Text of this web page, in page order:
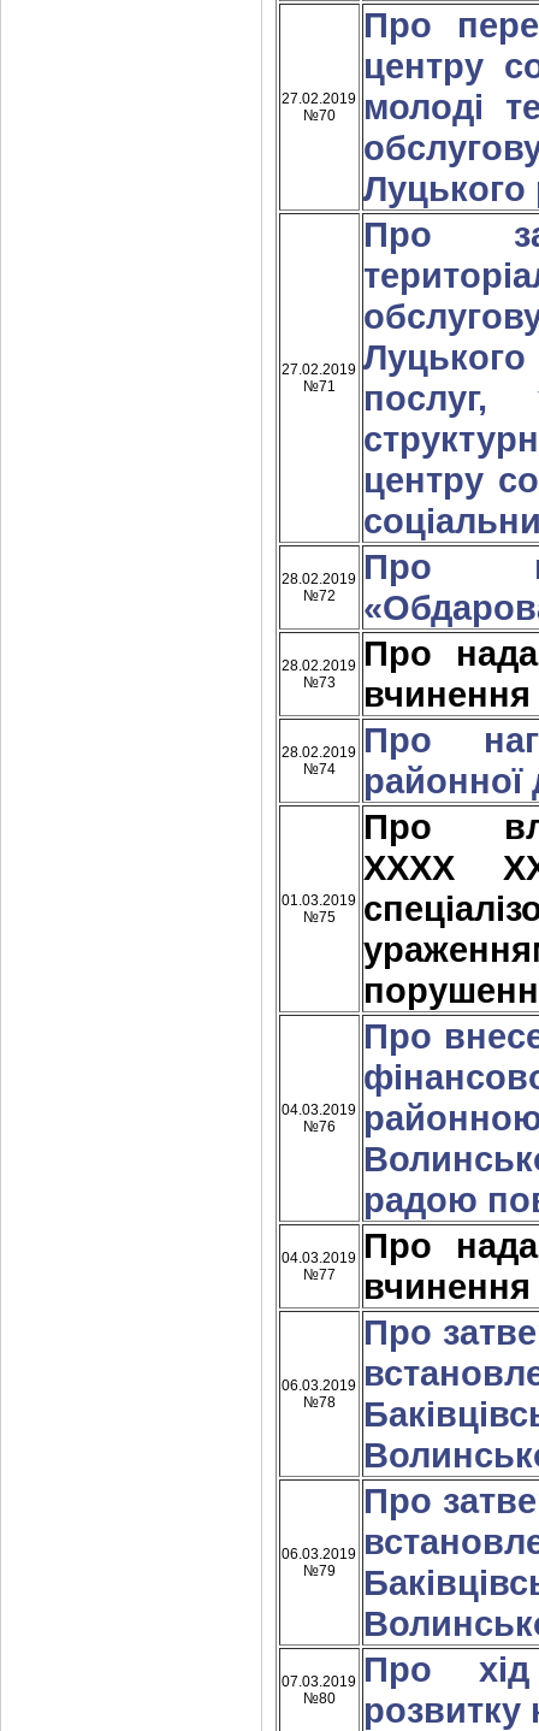
27.02.2019
№70
Про
центру
молоді
Луцького
27.02.2019
№71
Про
центру
28.02.2019
№72
Про
28.02.2019
№73
Про
28.02.2019
№74
Про
районної
01.03.2019
№75
Про
ХХХХ
04.03.2019
№76
Про
радою
04.03.2019
№77
Про
06.03.2019
№78
Про
06.03.2019
№79
Про
07.03.2019
№80
Про хід
розвитку